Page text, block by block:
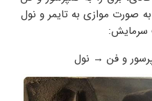
صورت موازی به تایمر و نول
سرمایش: